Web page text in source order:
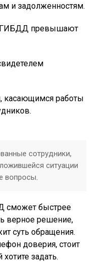
и задолженностям.
ГИБДД превышают
работы
сотрудники,
ситуации
вопросы.
сможет быстрее
верное решение,
суть обращения.
доверия, стоит
задать.